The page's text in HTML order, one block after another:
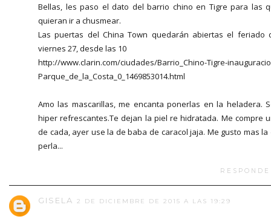
Bellas, les paso el dato del barrio chino en Tigre para las
quieran ir a chusmear.
Las puertas del China Town quedarán abiertas el feriado
viernes 27, desde las 10
http://www.clarin.com/ciudades/Barrio_Chino-Tigre-
Parque_de_la_Costa_0_1469853014.html
Amo las mascarillas, me encanta ponerlas en la heladera.
hiper refrescantes.Te dejan la piel re hidratada. Me compre
de cada, ayer use la de baba de caracol jaja. Me gusto mas la
perla...
GISELA 2 DE DICIEMBRE DE 2015 A LAS 19:29